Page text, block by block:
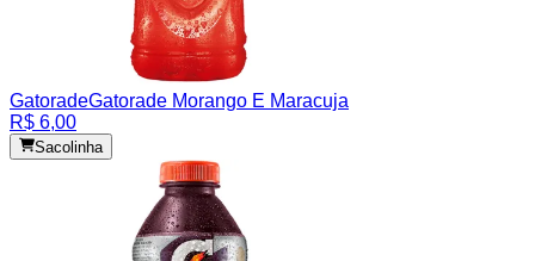
GatoradeGatorade Morango E Maracuja
R$ 6,00
Sacolinha